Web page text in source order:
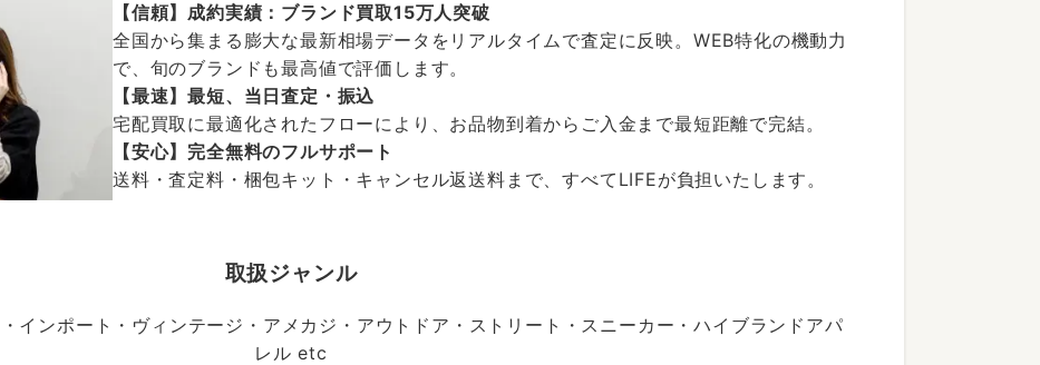
【信頼】成約実績：ブランド買取15万人突破
全国から集まる膨大な最新相場データをリアルタイムで査定に反映。WEB特化の機動力
で、旬のブランドも最高値で評価します。
【最速】最短、当日査定・振込
宅配買取に最適化されたフローにより、お品物到着からご入金まで最短距離で完結。
【安心】完全無料のフルサポート
送料・査定料・梱包キット・キャンセル返送料まで、すべてLIFEが負担いたします。
取扱ジャンル
インポート・ヴィンテージ・アメカジ・アウトドア・ストリート・スニーカー・ハイブランドアパ
レル etc